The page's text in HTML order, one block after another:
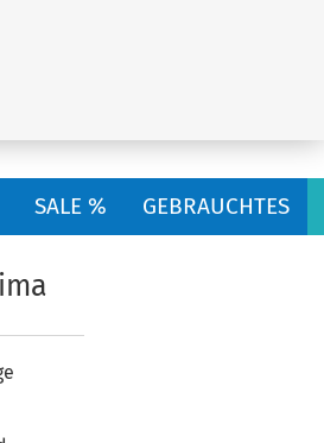
SALE % GEBRAUCHTES